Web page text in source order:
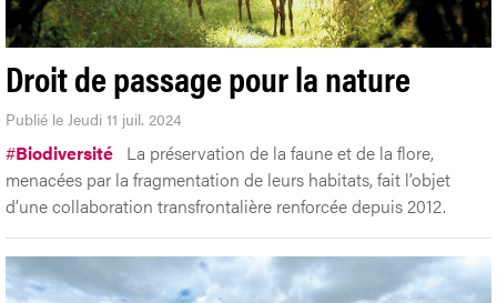
Droit de passage pour la nature
Publié le Jeudi 11 juil. 2024
#Biodiversité La préservation de la faune et de la flore,
menacées par la fragmentation de leurs habitats, fait l’objet
d’une collaboration transfrontalière renforcée depuis 2012.